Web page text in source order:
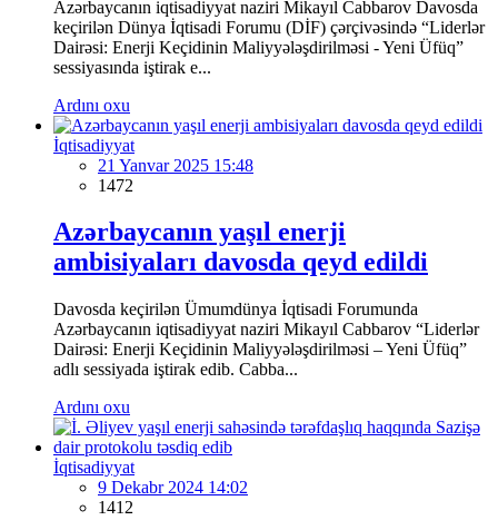
Azərbaycanın iqtisadiyyat naziri Mikayıl Cabbarov Davosda
keçirilən Dünya İqtisadi Forumu (DİF) çərçivəsində “Liderlər
Dairəsi: Enerji Keçidinin Maliyyələşdirilməsi - Yeni Üfüq”
sessiyasında iştirak e...
Ardını oxu
İqtisadiyyat
21 Yanvar 2025 15:48
1472
Azərbaycanın yaşıl enerji
ambisiyaları davosda qeyd edildi
Davosda keçirilən Ümumdünya İqtisadi Forumunda
Azərbaycanın iqtisadiyyat naziri Mikayıl Cabbarov “Liderlər
Dairəsi: Enerji Keçidinin Maliyyələşdirilməsi – Yeni Üfüq”
adlı sessiyada iştirak edib. Cabba...
Ardını oxu
İqtisadiyyat
9 Dekabr 2024 14:02
1412